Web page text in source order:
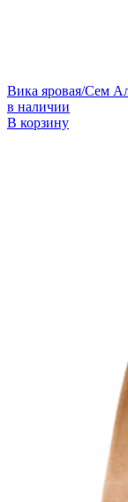
Вика яровая/Сем
в наличии
В корзину